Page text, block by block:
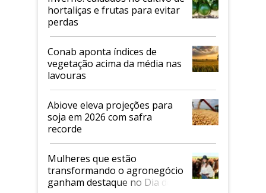
hortaliças e frutas para evitar
perdas
Conab aponta índices de
vegetação acima da média nas
lavouras
Abiove eleva projeções para
soja em 2026 com safra
recorde
Mulheres que estão
transformando o agronegócio
ganham destaque no Dia do